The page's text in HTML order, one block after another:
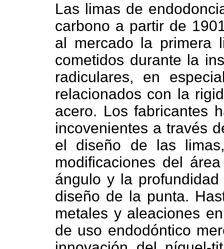
Las limas de
carbono a partir de
al mercado la primera
cometidos durante la
radiculares, en
relacionados con la
acero. Los fabricantes
incovenientes a través
el diseño de las
modificaciones del
ángulo y la
diseño de la punta.
metales y aleaciones
de uso endodóntico